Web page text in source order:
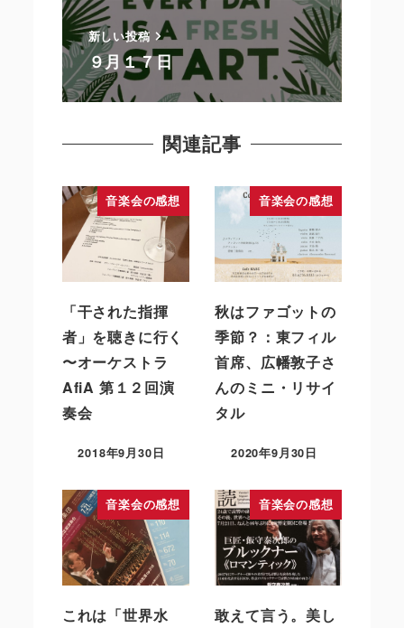
新しい投稿
９月１７日
関連記事
音楽会の感想
「干された指揮
者」を聴きに行く
〜オーケストラ
AfiA 第１２回演
奏会
2018年9月30日
音楽会の感想
秋はファゴットの
季節？：東フィル
首席、広幡敦子さ
んのミニ・リサイ
タル
2020年9月30日
音楽会の感想
これは「世界水
音楽会の感想
敢えて言う。美し